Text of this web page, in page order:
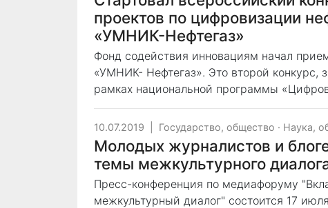
проектов по цифровизации
«УМНИК-Нефтегаз»
Фонд содействия инновациям начал
«УМНИК- Нефтегаз». Это второй конкурс,
рамках национальной программы
10.07.2019 Государство, общество · Наука,
Молодых журналистов и
темы межкультурного
Пресс-конференция по медиафоруму
межкультурный диалог" состоится 17